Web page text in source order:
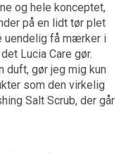
og hele konceptet,
på en lidt tør plet
uendelig få mærker i
Lucia Care gør.
duft, gør jeg mig kun
som den virkelig
Salt Scrub, der går